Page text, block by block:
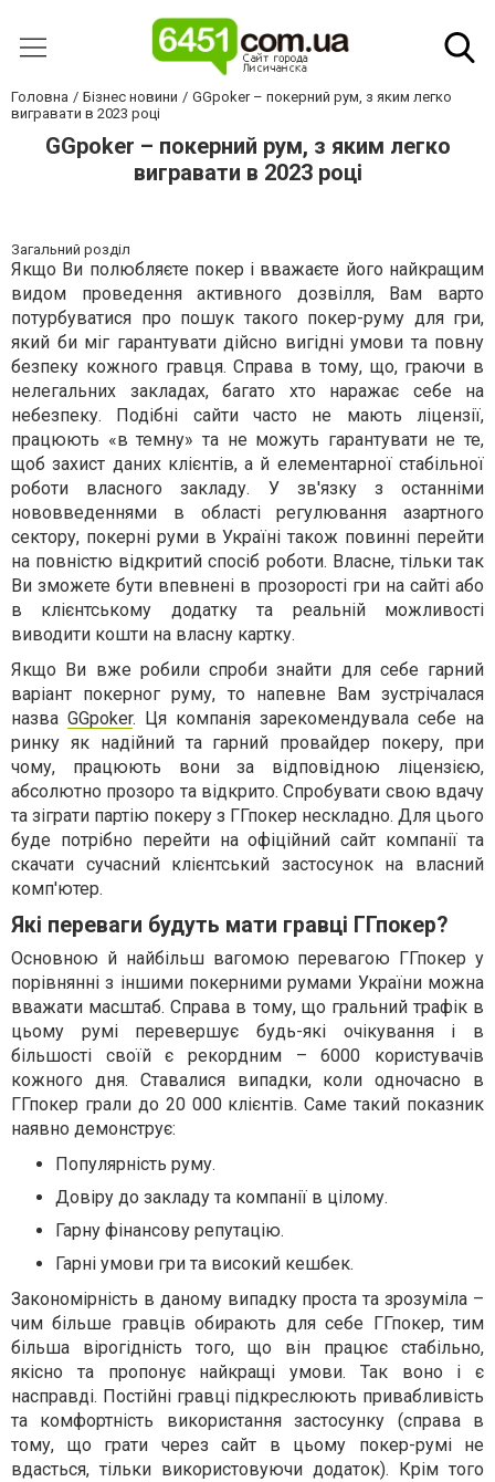
Головна Бізнес новини
GGpoker – покерний рум, з яким легко
вигравати в 2023 році
GGpoker – покерний рум, з яким легко
вигравати в 2023 році
Загальний розділ
Якщо Ви полюбляєте покер і вважаєте його найкращим
видом проведення активного дозвілля, Вам варто
потурбуватися про пошук такого покер-руму для гри,
який би міг гарантувати дійсно вигідні умови та повну
безпеку кожного гравця. Справа в тому, що, граючи в
нелегальних закладах, багато хто наражає себе на
небезпеку. Подібні сайти часто не мають ліцензії,
працюють «в темну» та не можуть гарантувати не те,
щоб захист даних клієнтів, а й елементарної стабільної
роботи власного закладу. У зв'язку з останніми
нововведеннями в області регулювання азартного
сектору, покерні руми в Україні також повинні перейти
на повністю відкритий спосіб роботи. Власне, тільки так
Ви зможете бути впевнені в прозорості гри на сайті або
в клієнтському додатку та реальній можливості
виводити кошти на власну картку.
Якщо Ви вже робили спроби знайти для себе гарний
варіант покерног руму, то напевне Вам зустрічалася
назва GGpoker. Ця компанія зарекомендувала себе на
ринку як надійний та гарний провайдер покеру, при
чому, працюють вони за відповідною ліцензією,
абсолютно прозоро та відкрито. Спробувати свою вдачу
та зіграти партію покеру з ГГпокер нескладно. Для цього
буде потрібно перейти на офіційний сайт компанії та
скачати сучасний клієнтський застосунок на власний
комп'ютер.
Які переваги будуть мати гравці ГГпокер?
Основною й найбільш вагомою перевагою ГГпокер у
порівнянні з іншими покерними румами України можна
вважати масштаб. Справа в тому, що гральний трафік в
цьому румі перевершує будь-які очікування і в
більшості своїй є рекордним – 6000 користувачів
кожного дня. Ставалися випадки, коли одночасно в
ГГпокер грали до 20 000 клієнтів. Саме такий показник
наявно демонструє:
Популярність руму.
Довіру до закладу та компанії в цілому.
Гарну фінансову репутацію.
Гарні умови гри та високий кешбек.
Закономірність в даному випадку проста та зрозуміла –
чим більше гравців обирають для себе ГГпокер, тим
більша вірогідність того, що він працює стабільно,
якісно та пропонує найкращі умови. Так воно і є
насправді. Постійні гравці підкреслюють привабливість
та комфортність використання застосунку (справа в
тому, що грати через сайт в цьому покер-румі не
вдасться, тільки використовуючи додаток). Крім того